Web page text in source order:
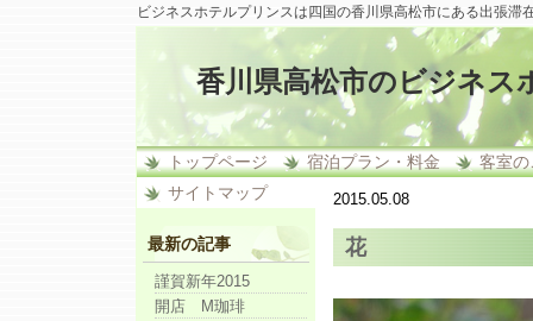
ビジネスホテルプリンスは四国の香川県高松市にある出張
香川県高松市のビジネ
トップページ 宿泊プラン・料金
客室
サイトマップ
2015.05.08
花
最新の記事
謹賀新年2015
開店 M珈琲